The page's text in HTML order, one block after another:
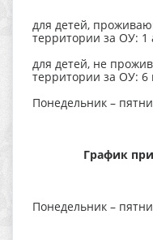
для детей,
территории за ОУ:
для детей, не
территории за ОУ: 6
Понедельник –
График
Понедельник –